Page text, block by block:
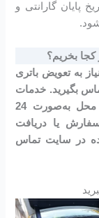
پایان گارانتی و
کجا بخریم؟
به تعویض باتری
بگیرید. خدمات
ما شامل ارسال، نصب و تعویض باتری در محل به‌صورت 24
یا دریافت
در سایت تماس